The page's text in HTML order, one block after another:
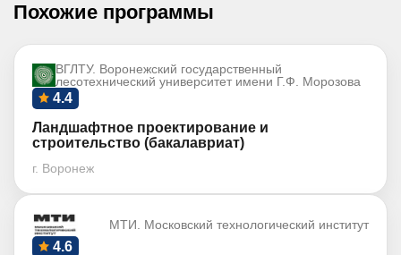
Похожие программы
ВГЛТУ. Воронежский государственный
лесотехнический университет имени Г.Ф. Морозова
4.4
Ландшафтное проектирование и
строительство (бакалавриат)
г. Воронеж
МТИ. Московский технологический институт
4.6